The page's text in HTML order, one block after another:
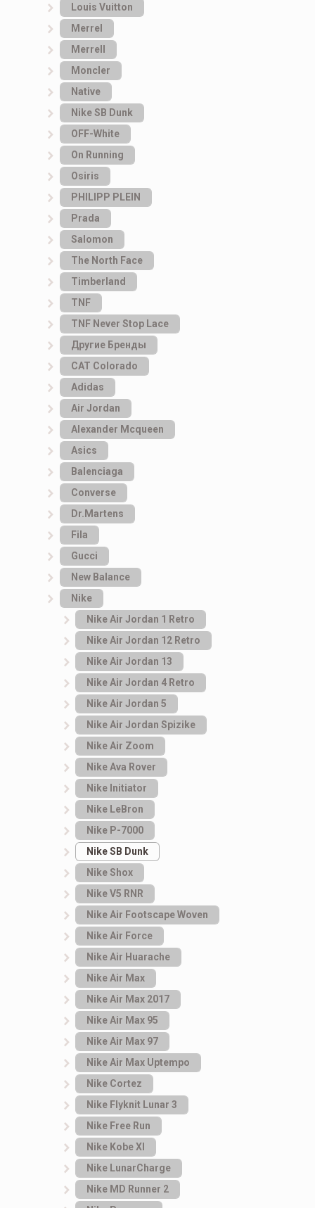
Louis Vuitton
Merrel
Merrell
Moncler
Native
Nike SB Dunk
OFF-White
On Running
Osiris
PHILIPP PLEIN
Prada
Salomon
The North Face
Timberland
TNF
TNF Never Stop Lace
Другие Бренды
САТ Colorado
Adidas
Air Jordan
Alexander Mcqueen
Asics
Balenciaga
Converse
Dr.Martens
Fila
Gucci
New Balance
Nike
Nike Air Jordan 1 Retro
Nike Air Jordan 12 Retro
Nike Air Jordan 13
Nike Air Jordan 4 Retro
Nike Air Jordan 5
Nike Air Jordan Spizike
Nike Air Zoom
Nike Ava Rover
Nike Initiator
Nike LeBron
Nike P-7000
Nike SB Dunk
Nike Shox
Nike V5 RNR
Nike Air Footscape Woven
Nike Air Force
Nike Air Huarache
Nike Air Max
Nike Air Max 2017
Nike Air Max 95
Nike Air Max 97
Nike Air Max Uptempo
Nike Cortez
Nike Flyknit Lunar 3
Nike Free Run
Nike Kobe XI
Nike LunarCharge
Nike MD Runner 2